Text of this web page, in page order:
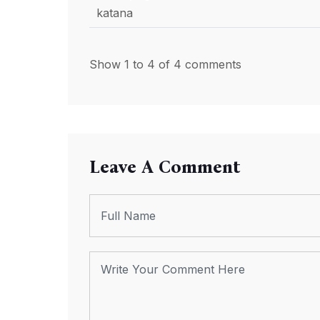
katana
Show 1 to 4 of 4 comments
Leave A Comment